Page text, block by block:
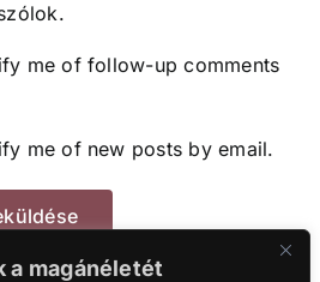
a magánéletét
me of follow-up comments
me of new posts by email.